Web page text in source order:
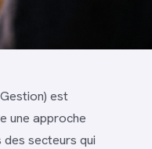
est
une approche
secteurs qui